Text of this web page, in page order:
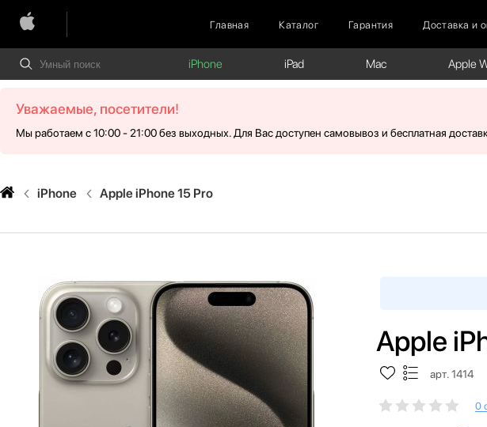
Главная Каталог Гарантия Доставка и
iPhone iPad Mac Apple
Уважаемые, посетители!
Мы работаем с 10:00 - 21:00 без выходных. Для Вас доступен самовывоз и бесплатная
iPhone Apple iPhone 15 Pro
Apple
арт. 1414
0